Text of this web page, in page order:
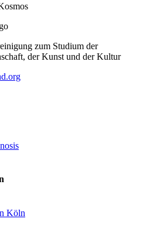
zum Studium der
der Kunst und der Kultur
Köln